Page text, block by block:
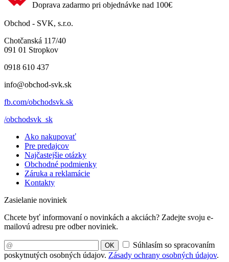
Doprava zadarmo pri objednávke nad 100€
Obchod - SVK, s.r.o.
Chotčanská 117/40
091 01 Stropkov
0918 610 437
info@obchod-svk.sk
fb.com/obchodsvk.sk
/obchodsvk_sk
Ako nakupovať
Pre predajcov
Najčastejšie otázky
Obchodné podmienky
Záruka a reklamácie
Kontakty
Zasielanie noviniek
Chcete byť informovaní o novinkách a akciách? Zadejte svoju e-
mailovú adresu pre odber noviniek.
OK
Súhlasím so spracovaním
poskytnutých osobných údajov. Zásady ochrany osobných údajov.